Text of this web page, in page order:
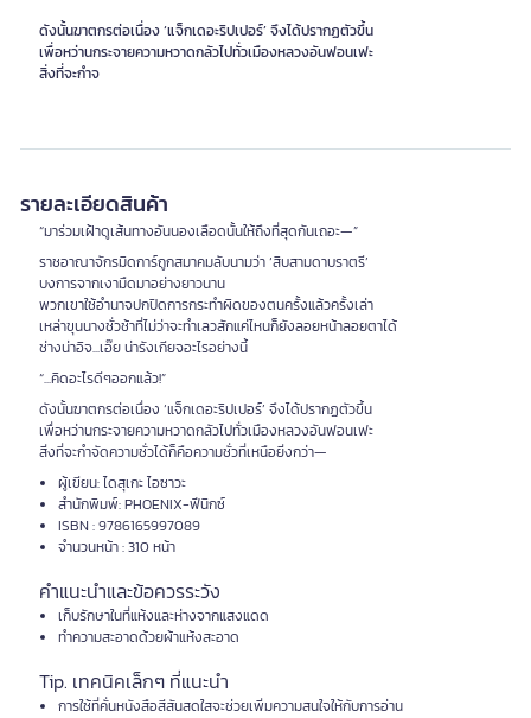
ดังนั้นฆาตกรต่อเนื่อง ‘แจ็กเดอะริปเปอร์’ จึงได้ปรากฏตัวขึ้น
เพื่อหว่านกระจายความหวาดกลัวไปทั่วเมืองหลวงอันฟอนเฟะ
สิ่งที่จะกำจ
รายละเอียดสินค้า
“มาร่วมเฝ้าดูเส้นทางอันนองเลือดนั้นให้ถึงที่สุดกันเถอะ—”
ราชอาณาจักรมิดการ์ถูกสมาคมลับนามว่า ‘สิบสามดาบราตรี’
บงการจากเงามืดมาอย่างยาวนาน
พวกเขาใช้อำนาจปกปิดการกระทำผิดของตนครั้งแล้วครั้งเล่า
เหล่าขุนนางชั่วช้าที่ไม่ว่าจะทำเลวสักแค่ไหนก็ยังลอยหน้าลอยตาได้
ช่างน่าอิจ...เอ๊ย น่ารังเกียจอะไรอย่างนี้
“...คิดอะไรดีๆออกแล้ว!”
ดังนั้นฆาตกรต่อเนื่อง ‘แจ็กเดอะริปเปอร์’ จึงได้ปรากฏตัวขึ้น
เพื่อหว่านกระจายความหวาดกลัวไปทั่วเมืองหลวงอันฟอนเฟะ
สิ่งที่จะกำจัดความชั่วได้ก็คือความชั่วที่เหนือยิ่งกว่า—
ผู้เขียน: ไดสุเกะ ไอซาวะ
สำนักพิมพ์: PHOENIX-ฟีนิกซ์
ISBN : 9786165997089
จำนวนหน้า : 310 หน้า
คำแนะนำและข้อควรระวัง
เก็บรักษาในที่แห้งและห่างจากแสงแดด
ทำความสะอาดด้วยผ้าแห้งสะอาด
Tip. เทคนิคเล็กๆ ที่แนะนำ
การใช้ที่คั่นหนังสือสีสันสดใสจะช่วยเพิ่มความสนใจให้กับการอ่าน